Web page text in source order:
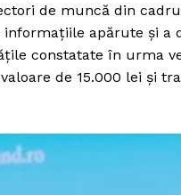
de muncă din
apărute și a
constatate în urma
de 15.000 lei și